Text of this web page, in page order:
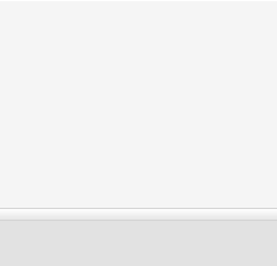
balticchampionshipwrestling